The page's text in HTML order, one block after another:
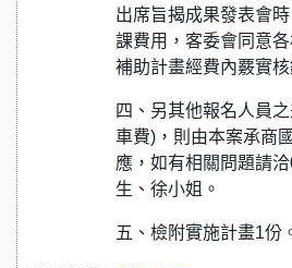
出席旨揭成果發表會
課費用，客委會同意
補助計畫經費內覈實核
四、另其他報名人員
車費)，則由本案承商
應，如有相關問題請
生、徐小姐。
五、檢附實施計畫1份